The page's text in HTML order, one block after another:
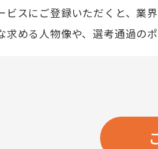
ビスにご登録いただくと、業
求める人物像や、選考通過の